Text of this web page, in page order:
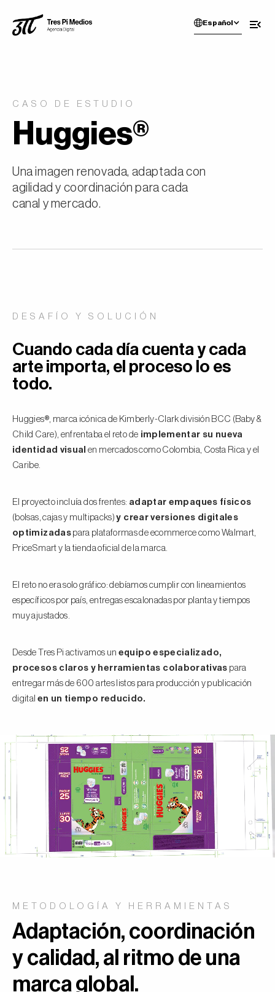
Español
CASO DE ESTUDIO
Huggies®
Una imagen renovada, adaptada con
agilidad y coordinación para cada
canal y mercado.
DESAFÍO Y SOLUCIÓN
Cuando cada día cuenta y cada
arte importa, el proceso lo es
todo.
Huggies®, marca icónica de Kimberly-Clark división BCC (Baby &
Child Care), enfrentaba el reto de implementar su nueva
identidad visual en mercados como Colombia, Costa Rica y el
Caribe.
El proyecto incluía dos frentes: adaptar empaques físicos
(bolsas, cajas y multipacks)y crear versiones digitales
optimizadaspara plataformas de ecommerce como Walmart,
PriceSmart y la tienda oficial de la marca.
El reto no era solo gráfico: debíamos cumplir con lineamientos
específicos por país, entregas escalonadas por planta y tiempos
muy ajustados.
Desde Tres Pi activamos un equipo especializado,
procesos claros y herramientas colaborativas para
entregar más de 600 artes listos para producción y publicación
digital en un tiempo reducido.
METODOLOGÍA Y HERRAMIENTAS
Adaptación, coordinación
y calidad, al ritmo de una
marca global.